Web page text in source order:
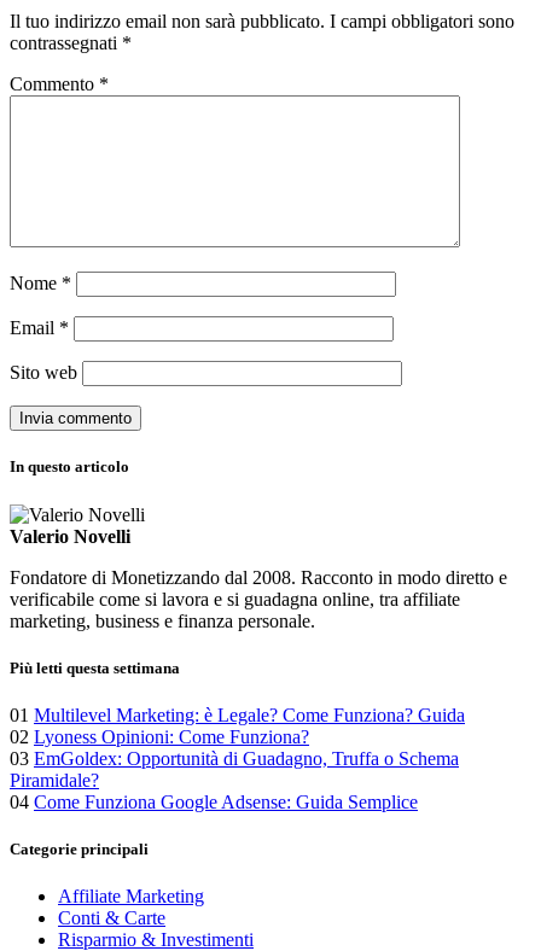
Il tuo indirizzo email non sarà pubblicato. I campi obbligatori sono
contrassegnati *
Commento *
Nome *
Email *
Sito web
In questo articolo
Valerio Novelli
Fondatore di Monetizzando dal 2008. Racconto in modo diretto e
verificabile come si lavora e si guadagna online, tra affiliate
marketing, business e finanza personale.
Più letti questa settimana
01 Multilevel Marketing: è Legale? Come Funziona? Guida
02 Lyoness Opinioni: Come Funziona?
03 EmGoldex: Opportunità di Guadagno, Truffa o Schema
Piramidale?
04 Come Funziona Google Adsense: Guida Semplice
Categorie principali
Affiliate Marketing
Conti & Carte
Risparmio & Investimenti